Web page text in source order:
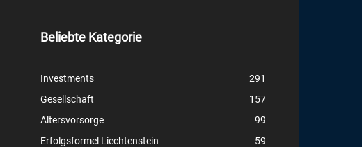
Beliebte Kategorie
Investments
291
Gesellschaft
157
Altersvorsorge
99
Erfolgsformel Liechtenstein
59